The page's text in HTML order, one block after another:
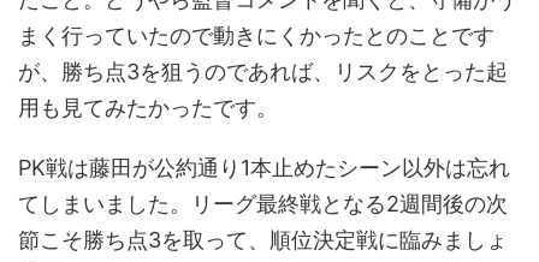
まく行っていたので動きにくかったとのことです
が、勝ち点3を狙うのであれば、リスクをとった起
用も見てみたかったです。
PK戦は藤田が公約通り1本止めたシーン以外は忘れ
てしまいました。リーグ最終戦となる2週間後の次
節こそ勝ち点3を取って、順位決定戦に臨みましょ